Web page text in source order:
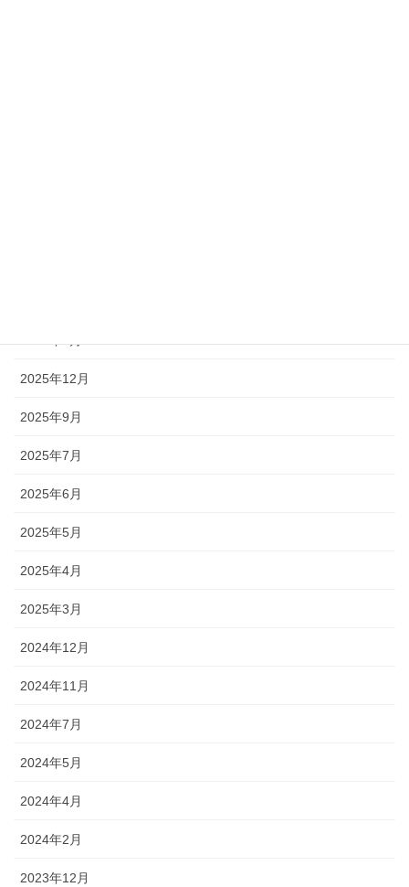
2026年1月
2025年12月
2025年9月
2025年7月
2025年6月
2025年5月
2025年4月
2025年3月
2024年12月
2024年11月
2024年7月
2024年5月
2024年4月
2024年2月
2023年12月